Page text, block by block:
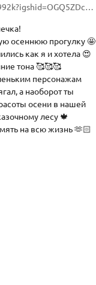
instagram.com/anna1992k?igshid=OGQ5ZDc2ODk2ZA==
осеннюю прогулку 🤩
как я и хотела 😍
тона 🥰🥰🥰
персонажам
а наоборот ты
осени в нашей
лесу 🍁
на всю жизнь 🫶🏻